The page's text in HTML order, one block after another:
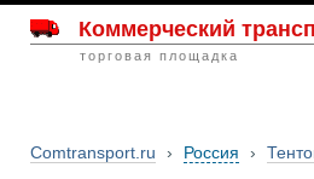
Коммерческий
торговая площадка
Comtransport.ru › Россия ›